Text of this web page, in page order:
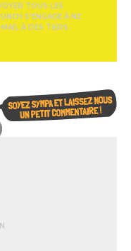
TOUS LES
S'ENGAGE À NE
À DES TIERS.